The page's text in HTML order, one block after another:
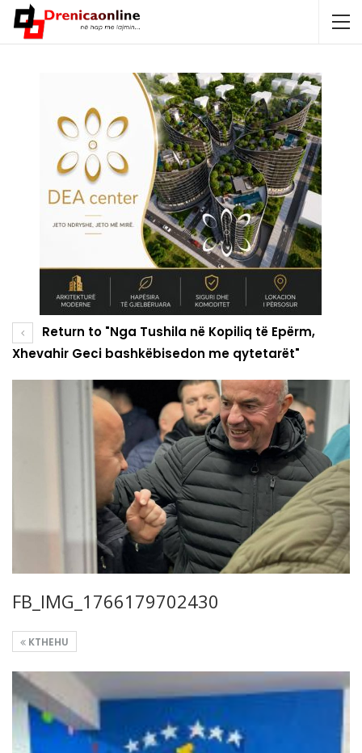
Return to "Nga Tushila në Kopiliq të Epërm,
Xhevahir Geci bashkëbisedon me qytetarët"
FB_IMG_1766179702430
KTHEHU